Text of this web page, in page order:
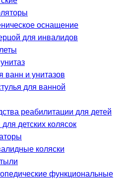
оснащение
для инвалидов
ванн и унитазов
для ванной
реабилитации для детей
детских колясок
коляски
функциональные